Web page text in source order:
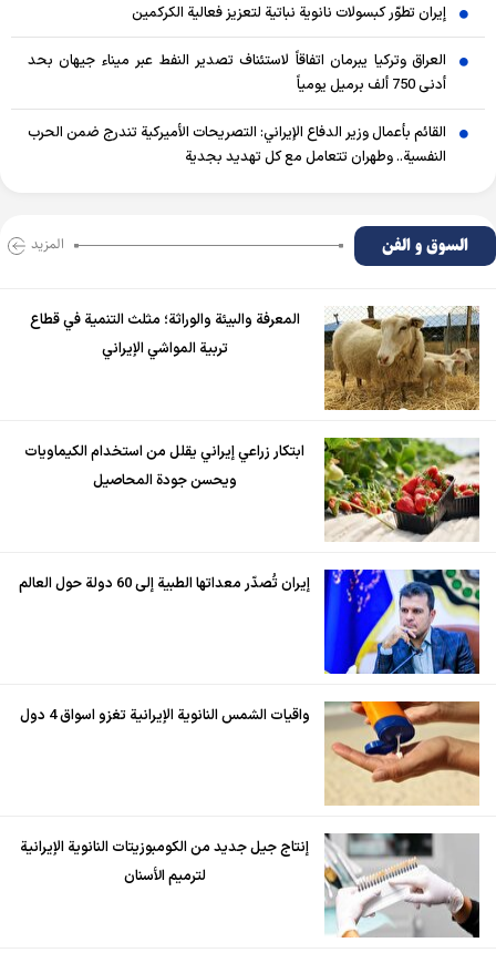
إيران تطوّر كبسولات نانوية نباتية لتعزيز فعالية الكركمين
العراق وتركيا يبرمان اتفاقاً لاستئناف تصدير النفط عبر ميناء جيهان بحد
أدنى 750 ألف برميل يومياً
القائم بأعمال وزير الدفاع الإيراني: التصريحات الأميركية تندرج ضمن الحرب
النفسية.. وطهران تتعامل مع كل تهديد بجدية
السوق و الفن المزید
المعرفة والبيئة والوراثة؛ مثلث التنمية في قطاع
تربية المواشي الإيراني
ابتكار زراعي إيراني يقلل من استخدام الكيماويات
ويحسن جودة المحاصيل
إيران تُصدّر معداتها الطبية إلى 60 دولة حول العالم
واقيات الشمس النانوية الإيرانية تغزو اسواق 4 دول
إنتاج جيل جديد من الكومبوزيتات النانوية الإيرانية
لترميم الأسنان